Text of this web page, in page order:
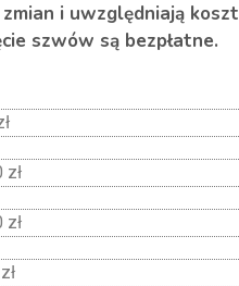
i uwzględniają koszt
szwów są bezpłatne.
zł
zł